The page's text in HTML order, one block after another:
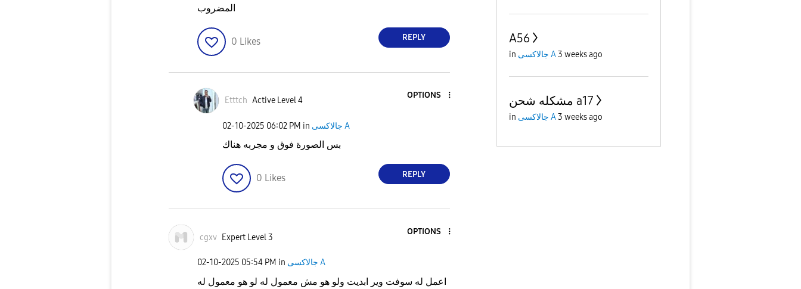
المضروب
0 Likes REPLY
Etttch Active Level 4
OPTIONS
‎02-10-2025 06:02 PM in جالاكسى A
بس الصورة فوق و مجربه هناك
0 Likes REPLY
cgxv Expert Level 3
OPTIONS
‎02-10-2025 05:54 PM in جالاكسى A
اعمل له سوفت وير ابديت ولو هو مش معمول له لو هو معمول له
A56
in جالاكسى A3 weeks ago
مشكله شحن a17
in جالاكسى A3 weeks ago